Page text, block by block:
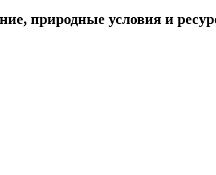
природные условия и